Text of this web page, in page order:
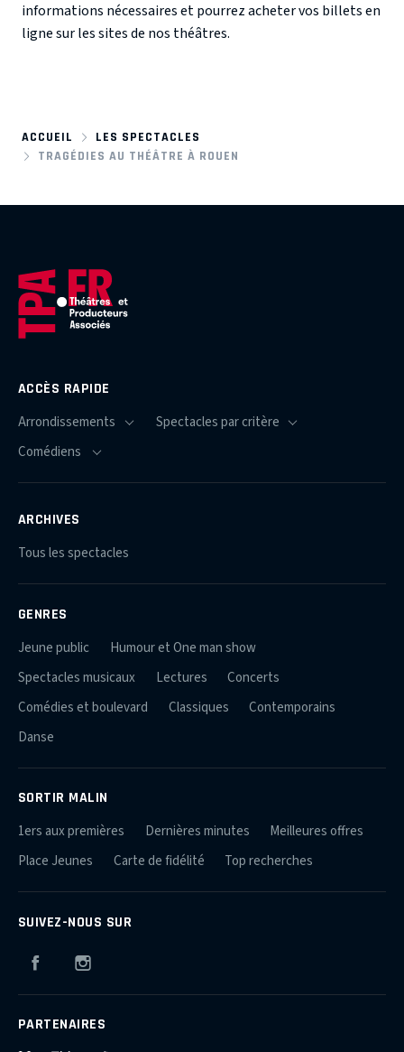
informations nécessaires et pourrez acheter vos billets en
ligne sur les sites de nos théâtres.
ACCUEIL
LES SPECTACLES
TRAGÉDIES AU THÉÂTRE À ROUEN
ACCÈS RAPIDE
ARCHIVES
Tous les spectacles
GENRES
Jeune public
Humour et One man show
Spectacles musicaux
Lectures
Concerts
Comédies et boulevard
Classiques
Contemporains
Danse
SORTIR MALIN
1ers aux premières Dernières minutes
Meilleures offres
Place Jeunes
Carte de fidélité Top recherches
SUIVEZ-NOUS SUR
Facebook
PARTENAIRES